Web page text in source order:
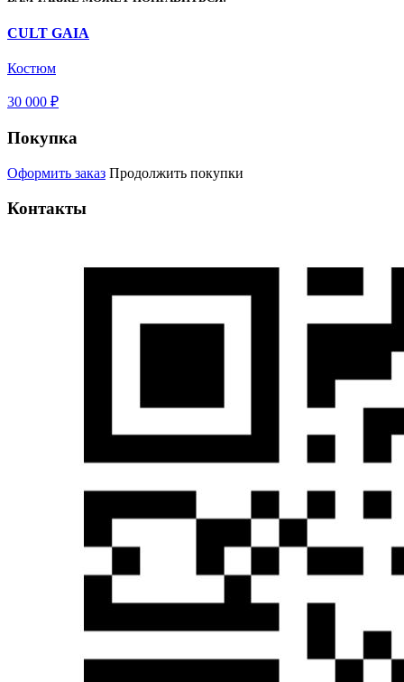
CULT GAIA
Костюм
30 000 ₽
Покупка
Оформить заказ Продолжить покупки
Контакты